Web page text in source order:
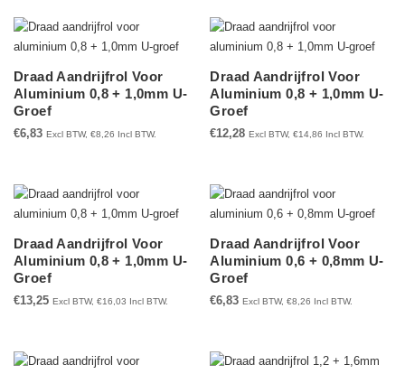
Draad Aandrijfrol Voor
Aluminium 0,8 + 1,0mm U-
Groef
€6,83 Excl BTW, €8,26 Incl BTW.
Draad Aandrijfrol Voor
Aluminium 0,8 + 1,0mm U-
Groef
€12,28 Excl BTW,€14,86 Incl BTW.
Draad Aandrijfrol Voor
Aluminium 0,8 + 1,0mm U-
Groef
€13,25 Excl BTW, €16,03 Incl BTW.
Draad Aandrijfrol Voor
Aluminium 0,6 + 0,8mm U-
Groef
€6,83 Excl BTW,€8,26 Incl BTW.